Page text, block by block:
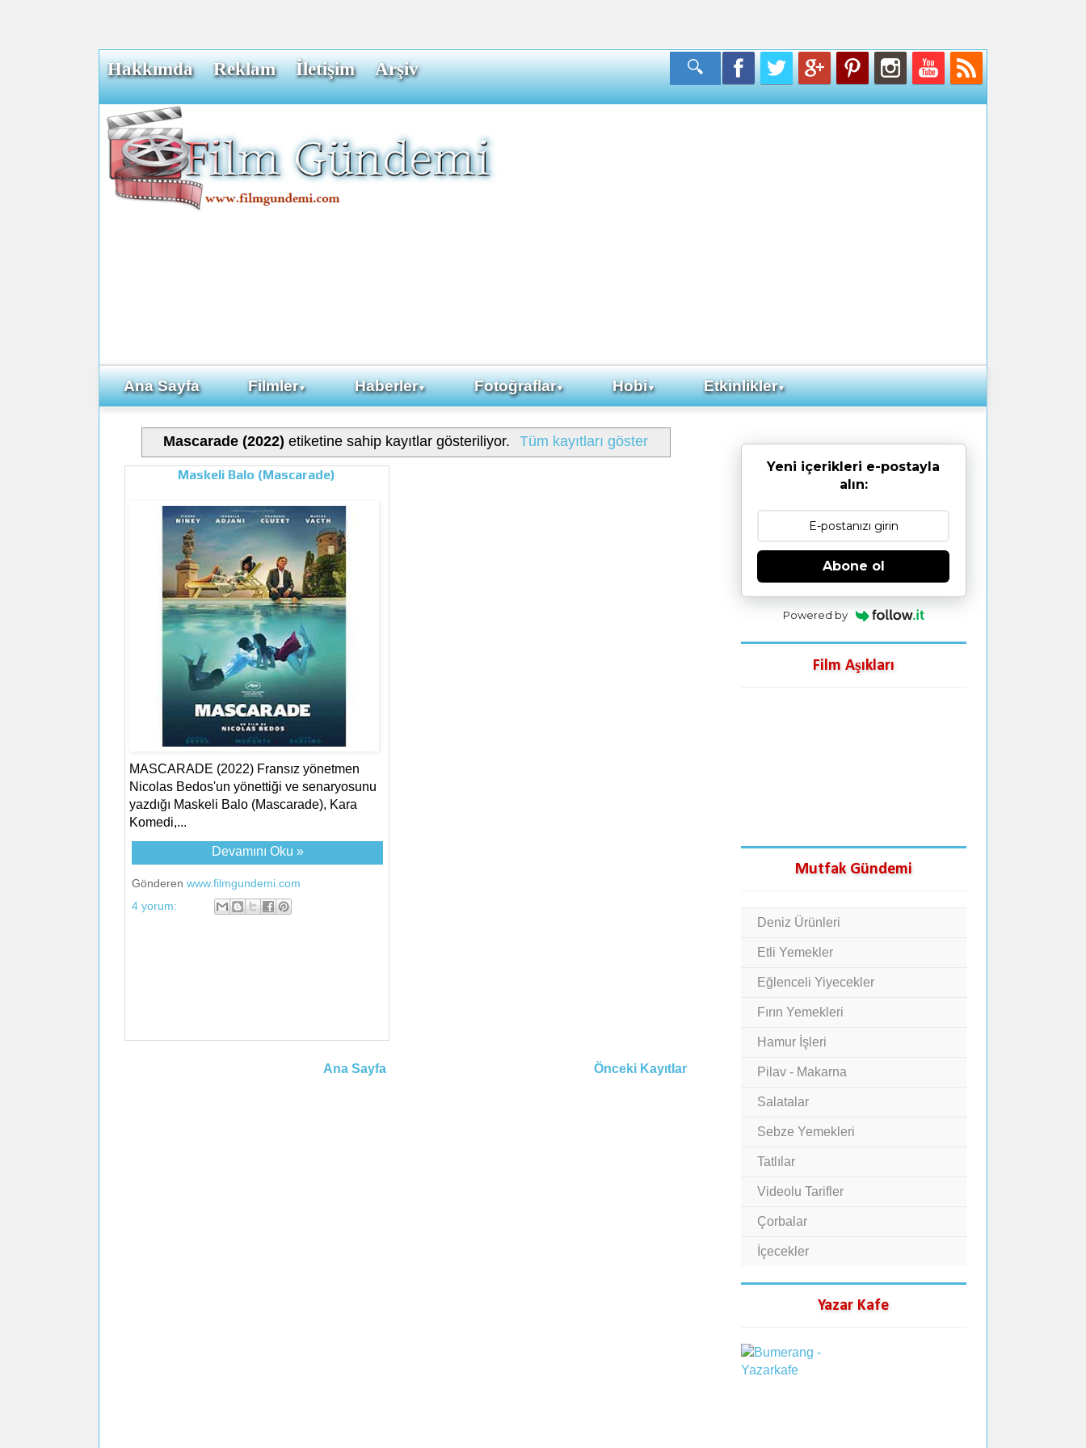
Hakkımda Reklam İletişim Arşiv
Ana Sayfa Filmler▼ Haberler▼ Fotoğraflar▼ Hobi▼ Etkinlikler▼
Mascarade (2022) etiketine sahip kayıtlar gösteriliyor. Tüm kayıtları göster
Maskeli Balo (Mascarade)
MASCARADE (2022) Fransız yönetmen
Nicolas Bedos'un yönettiği ve senaryosunu
yazdığı Maskeli Balo (Mascarade), Kara
Komedi,...
Devamını Oku »
Gönderen www.filmgundemi.com
4 yorum:
Önceki Kayıtlar
Ana Sayfa
Yeni içerikleri e-postayla
alın:
Abone ol
Powered by
Film Aşıkları
Mutfak Gündemi
Deniz Ürünleri
Etli Yemekler
Eğlenceli Yiyecekler
Fırın Yemekleri
Hamur İşleri
Pilav - Makarna
Salatalar
Sebze Yemekleri
Tatlılar
Videolu Tarifler
Çorbalar
İçecekler
Yazar Kafe